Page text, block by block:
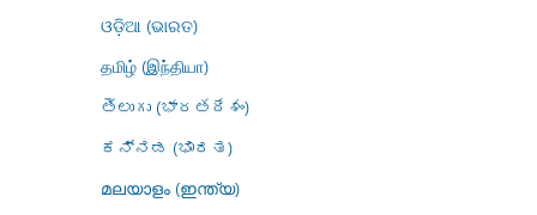
ଓଡ଼ିଆ (ଭାରତ)
தமிழ் (இந்தியா)
తెలుగు (భారతదేశం)
ಕನ್ನಡ (ಭಾರತ)
മലയാളം (ഇന്ത്യ)